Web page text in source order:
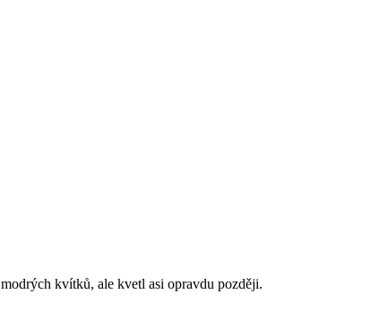
kvítků, ale kvetl asi opravdu později.